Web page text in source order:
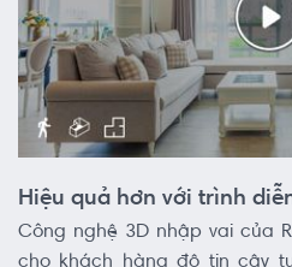
Hiệu quả hơn với trình
Công nghệ 3D nhập vai của
cho khách hàng độ tin cậy